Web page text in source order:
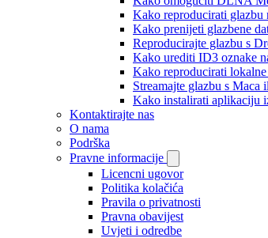
Kako reproducirati
Kako prenijeti glazbene
Reproducirajte glazbu s
Kako urediti ID3 oznake
Kako reproducirati lokalne
Streamajte glazbu s
Kako instalirati aplikaciju
Kontaktirajte nas
O nama
Podrška
Pravne informacije
Licencni ugovor
Politika kolačića
Pravila o privatnosti
Pravna obavijest
Uvjeti i odredbe